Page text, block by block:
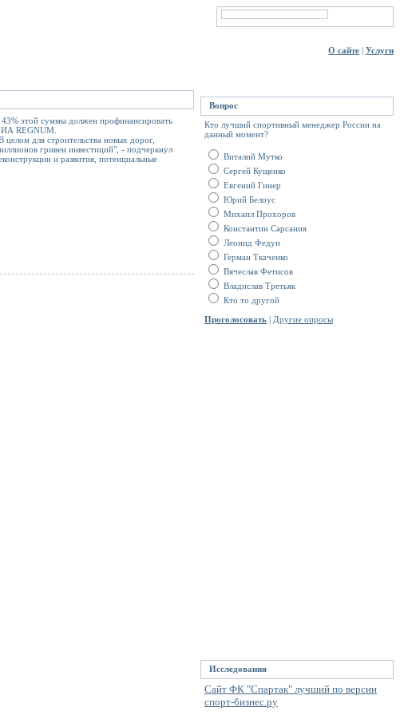
О сайте | Услуги
этой суммы должен профинансировать
ИА REGNUM.
для строительства новых дорог,
гривен инвестиций", - подчеркнул
и развития, потенциальные
Вопрос
Кто лучший спортивный менеджер России на
данный момент?
Виталий Мутко
Сергей Кущенко
Евгений Гинер
Юрий Белоус
Михаил Прохоров
Константин Сарсания
Леонид Федун
Герман Ткаченко
Вячеслав Фетисов
Владислав Третьяк
Кто то другой
Проголосовать | Другие опросы
Исследования
Сайт ФК "Спартак" лучший по версии
спорт-бизнес.ру